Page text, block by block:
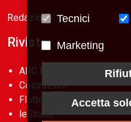
Redazione
Riviste
ABC Magazine
Costruzioni
Flotte&Finanza
leStrade
Tecnici
Marketing
Accetta